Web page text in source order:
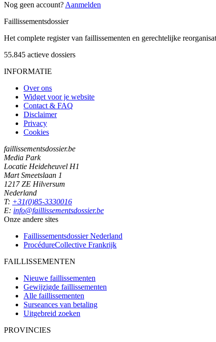
Nog geen account? Aanmelden
Faillissementsdossier
Het complete register van faillissementen en gerechtelijke
55.845 actieve dossiers
INFORMATIE
Over ons
Widget voor je website
Contact & FAQ
Disclaimer
Privacy
Cookies
faillissementsdossier.be
Media Park
Locatie Heideheuvel H1
Mart Smeetslaan 1
1217 ZE Hilversum
Nederland
T: +31(0)85-3330016
E: info@faillissementsdossier.be
Onze andere sites
Faillissementsdossier Nederland
ProcédureCollective Frankrijk
FAILLISSEMENTEN
Nieuwe faillissementen
Gewijzigde faillissementen
Alle faillissementen
Surseances van betaling
Uitgebreid zoeken
PROVINCIES